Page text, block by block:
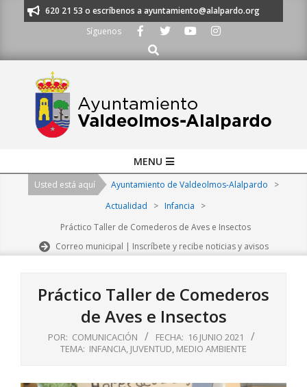
al 91 620 21 53 o escríbenos a ayuntamiento@alalpardo.org
Síguenos
Buscar
Navigation
MENU
Usted está aquí Ayuntamiento de Valdeolmos-Alalpardo
>
Actualidad
> Infancia
>
Práctico Taller de Comederos de Aves e Insectos
Correo municipal | Inscríbete y recibe noticias y avisos
Práctico Taller de Comederos
de Aves e Insectos
POR: COMUNICACIÓN FECHA: 16 JUNIO 2021
TEMA: INFANCIA, JUVENTUD, MEDIO AMBIENTE